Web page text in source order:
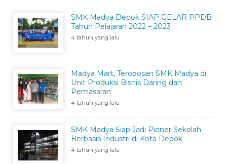
SMK Madya Depok SIAP GELAR PPDB
Tahun Pelajaran 2022 – 2023
4 tahun yang lalu
Madya Mart, Terobosan SMK Madya di
Unit Produksi Bisnis Daring dan
Pemasaran
4 tahun yang lalu
SMK Madya Siap Jadi Pioner Sekolah
Berbasis Industri di Kota Depok
4 tahun yang lalu